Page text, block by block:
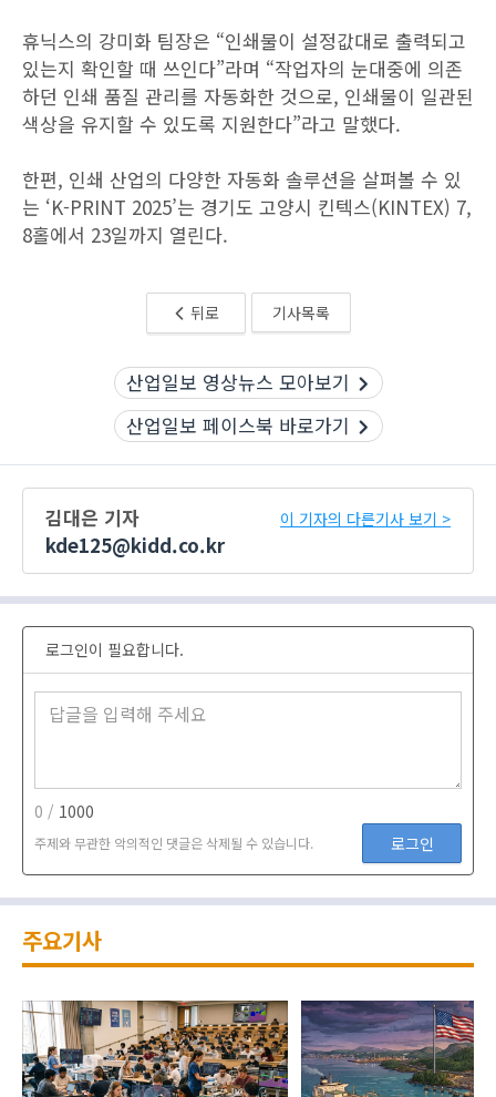
휴닉스의 강미화 팀장은 “인쇄물이 설정값대로 출력되고
있는지 확인할 때 쓰인다”라며 “작업자의 눈대중에 의존
하던 인쇄 품질 관리를 자동화한 것으로, 인쇄물이 일관된
색상을 유지할 수 있도록 지원한다”라고 말했다.
한편, 인쇄 산업의 다양한 자동화 솔루션을 살펴볼 수 있
는 ‘K-PRINT 2025’는 경기도 고양시 킨텍스(KINTEX) 7,
8홀에서 23일까지 열린다.
뒤로 기사목록
산업일보 영상뉴스 모아보기
산업일보 페이스북 바로가기
김대은 기자
kde125@kidd.co.kr
이 기자의 다른기사 보기 >
로그인이 필요합니다.
0 / 1000
주제와 무관한 악의적인 댓글은 삭제될 수 있습니다. 로그인
주요기사